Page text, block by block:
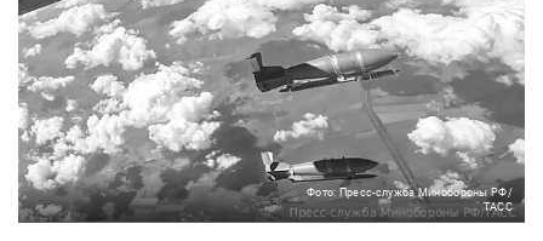
Фото: Пресс-служба Минобороны РФ/
ТАСС